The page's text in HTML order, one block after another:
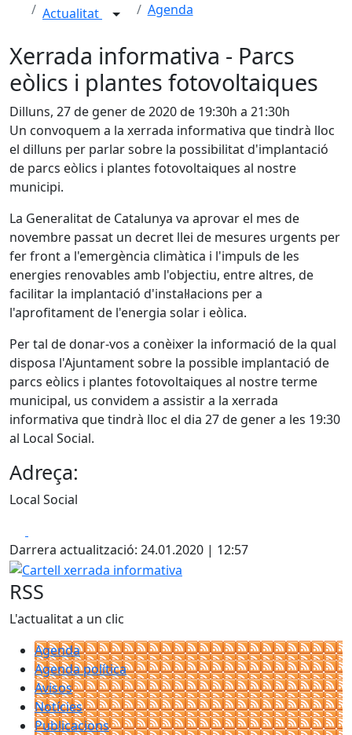
Actualitat Agenda
Xerrada informativa - Parcs
eòlics i plantes fotovoltaiques
Dilluns, 27 de gener de 2020 de 19:30h a 21:30h
Un convoquem a la xerrada informativa que tindrà lloc
el dilluns per parlar sobre la possibilitat d'implantació
de parcs eòlics i plantes fotovoltaiques al nostre
municipi.
La Generalitat de Catalunya va aprovar el mes de
novembre passat un decret llei de mesures urgents per
fer front a l'emergència climàtica i l'impuls de les
energies renovables amb l'objectiu, entre altres, de
facilitar la implantació d'instal·lacions per a
l'aprofitament de l'energia solar i eòlica.
Per tal de donar-vos a conèixer la informació de la qual
disposa l'Ajuntament sobre la possible implantació de
parcs eòlics i plantes fotovoltaiques al nostre terme
municipal, us convidem a assistir a la xerrada
informativa que tindrà lloc el dia 27 de gener a les 19:30
al Local Social.
Adreça:
Local Social
Darrera actualització: 24.01.2020 | 12:57
Cartell xerrada informativa
RSS
L'actualitat a un clic
Agenda
Agenda política
Avisos
Notícies
Publicacions